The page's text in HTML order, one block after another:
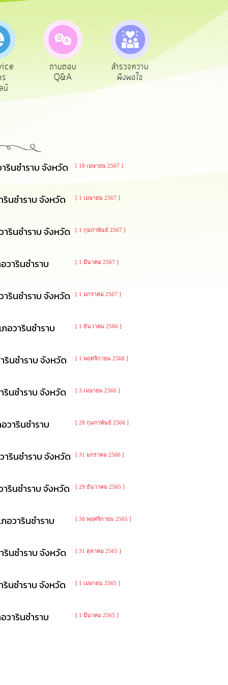
บ
สำรวจความ
พึงพอใจ
ผู้รับเบีย
ยังชีพ
ประเมินภาษี
ท้องถิ่น
รินชำราบ จังหวัด [ 18 เมษายน 2567 ]
นชำราบ จังหวัด [ 1 เมษายน 2567 ]
รินชำราบ จังหวัด [ 1 กุมภาพันธ์ 2567 ]
ารินชำราบ [ 1 มีนาคม 2567 ]
รินชำราบ จังหวัด [ 1 มกราคม 2567 ]
อวารินชำราบ [ 1 ธันวาคม 2566 ]
นชำราบ จังหวัด [ 1 พฤศจิกายน 2566 ]
นชำราบ จังหวัด [ 3 เมษายน 2566 ]
วารินชำราบ [ 28 กุมภาพันธ์ 2566 ]
รินชำราบ จังหวัด [ 31 มกราคม 2566 ]
รินชำราบ จังหวัด [ 29 ธันวาคม 2565 ]
อวารินชำราบ [ 30 พฤศจิกายน 2565 ]
นชำราบ จังหวัด [ 31 ตุลาคม 2565 ]
นชำราบ จังหวัด [ 1 เมษายน 2565 ]
ารินชำราบ [ 1 มีนาคม 2565 ]